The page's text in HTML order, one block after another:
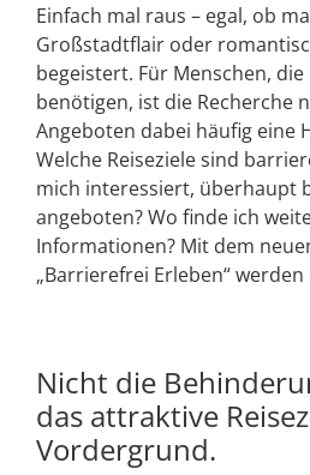
Einfach mal raus – egal, ob
Großstadtflair oder
begeistert. Für Menschen,
benötigen, ist die Recherche
Angeboten dabei häufig eine
Welche Reiseziele sind
mich interessiert, überhaupt
angeboten? Wo finde ich
Informationen? Mit dem
„Barrierefrei Erleben“
Nicht die
das attraktive
Vordergrund.